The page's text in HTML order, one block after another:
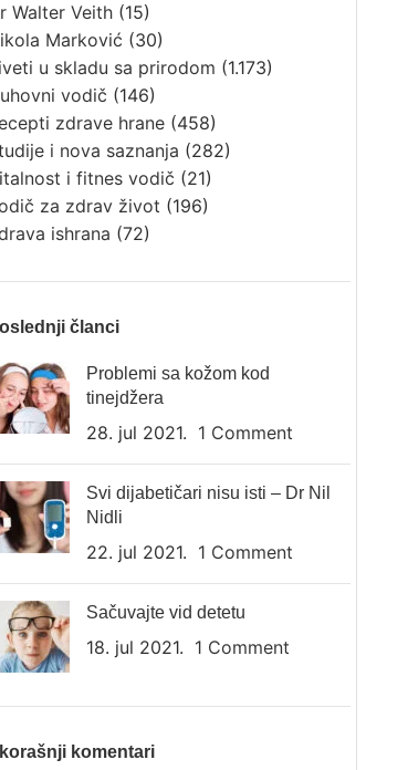
Walter Veith(15)
Marković (30)
u skladu sa prirodom (1.173)
vodič (146)
zdrave hrane(458)
i nova saznanja (282)
i fitnes vodič (21)
za zdrav život (196)
ishrana (72)
članci
Problemi sa kožom kod
tinejdžera
28. jul 2021. 1 Comment
Svi dijabetičari nisu isti – Dr Nil
Nidli
22. jul 2021. 1 Comment
Sačuvajte vid detetu
18. jul 2021. 1 Comment
komentari